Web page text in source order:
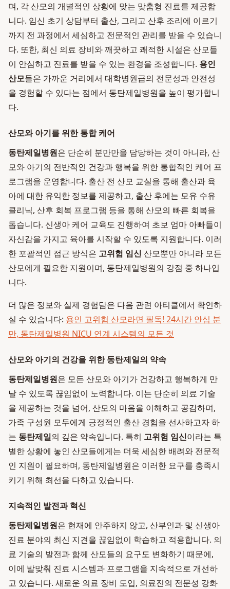
며, 각 산모의 개별적인 상황에 맞는 맞춤형 진료를 제공합
니다. 임신 초기 상담부터 출산, 그리고 산후 조리에 이르기
까지 전 과정에서 세심하고 전문적인 관리를 받을 수 있습니
다. 또한, 최신 의료 장비와 깨끗하고 쾌적한 시설은 산모들
이 안심하고 진료를 받을 수 있는 환경을 조성합니다. 용인
산모들은 가까운 거리에서 대학병원급의 전문성과 안전성
을 경험할 수 있다는 점에서 동탄제일병원을 높이 평가합니
다.
산모와 아기를 위한 통합 케어
동탄제일병원은 단순히 분만만을 담당하는 것이 아니라, 산
모와 아기의 전반적인 건강과 행복을 위한 통합적인 케어 프
로그램을 운영합니다. 출산 전 산모 교실을 통해 출산과 육
아에 대한 유익한 정보를 제공하고, 출산 후에는 모유 수유
클리닉, 산후 회복 프로그램 등을 통해 산모의 빠른 회복을
돕습니다. 신생아 케어 교육도 진행하여 초보 엄마 아빠들이
자신감을 가지고 육아를 시작할 수 있도록 지원합니다. 이러
한 포괄적인 접근 방식은 고위험 임신 산모뿐만 아니라 모든
산모에게 필요한 지원이며, 동탄제일병원의 강점 중 하나입
니다.
더 많은 정보와 실제 경험담은 다음 관련 아티클에서 확인하
실 수 있습니다: 용인 고위험 산모라면 필독! 24시간 안심 분
만, 동탄제일병원 NICU 연계 시스템의 모든 것
산모와 아기의 건강을 위한 동탄제일의 약속
동탄제일병원은 모든 산모와 아기가 건강하고 행복하게 만
날 수 있도록 끊임없이 노력합니다. 이는 단순히 의료 기술
을 제공하는 것을 넘어, 산모의 마음을 이해하고 공감하며,
가족 구성원 모두에게 긍정적인 출산 경험을 선사하고자 하
는 동탄제일의 깊은 약속입니다. 특히 고위험 임신이라는 특
별한 상황에 놓인 산모들에게는 더욱 세심한 배려와 전문적
인 지원이 필요하며, 동탄제일병원은 이러한 요구를 충족시
키기 위해 최선을 다하고 있습니다.
지속적인 발전과 혁신
동탄제일병원은 현재에 안주하지 않고, 산부인과 및 신생아
진료 분야의 최신 지견을 끊임없이 학습하고 적용합니다. 의
료 기술의 발전과 함께 산모들의 요구도 변화하기 때문에,
이에 발맞춰 진료 시스템과 프로그램을 지속적으로 개선하
고 있습니다. 새로운 의료 장비 도입, 의료진의 전문성 강화